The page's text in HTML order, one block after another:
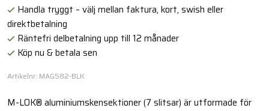
Handla tryggt – välj mellan faktura, kort, swish eller
direktbetalning
Räntefri delbetalning upp till 12 månader
Köp nu & betala sen
Artikelnr: MAG582-BLK
M-LOK® aluminiumskensektioner (7 slitsar) är utformade för